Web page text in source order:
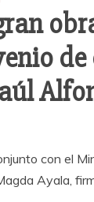
con el
Ayala,